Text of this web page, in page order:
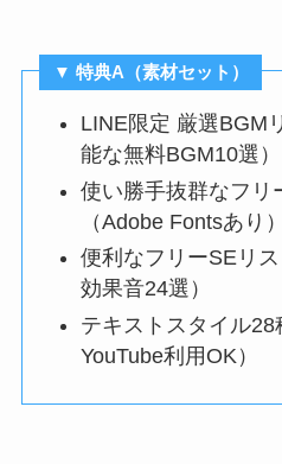
▼ 特典A（素材セット）
LINE限定 厳選BGM
能な無料BGM10選）
使い勝手抜群なフリ
（Adobe Fontsあり）
便利なフリーSEリ
効果音24選）
テキストスタイル28
YouTube利用OK）